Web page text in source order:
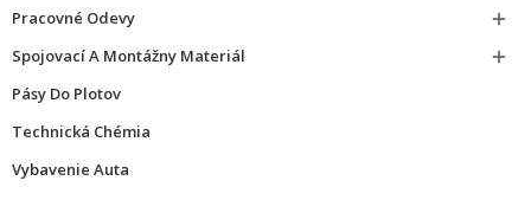
Pracovné Odevy

Spojovací A Montážny Materiál

Pásy Do Plotov
Technická Chémia
Vybavenie Auta